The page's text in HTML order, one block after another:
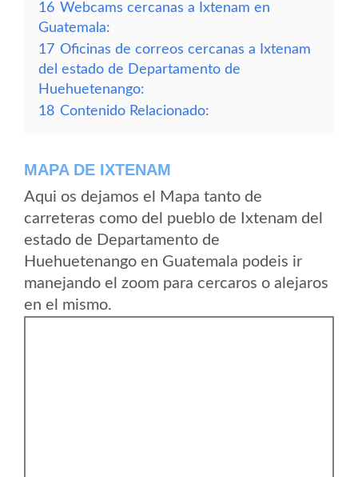
16 Webcams cercanas a Ixtenam en
Guatemala:
17 Oficinas de correos cercanas a Ixtenam
del estado de Departamento de
Huehuetenango:
18 Contenido Relacionado:
MAPA DE IXTENAM
Aqui os dejamos el Mapa tanto de
carreteras como del pueblo de Ixtenam del
estado de Departamento de
Huehuetenango en Guatemala podeis ir
manejando el zoom para cercaros o alejaros
en el mismo.